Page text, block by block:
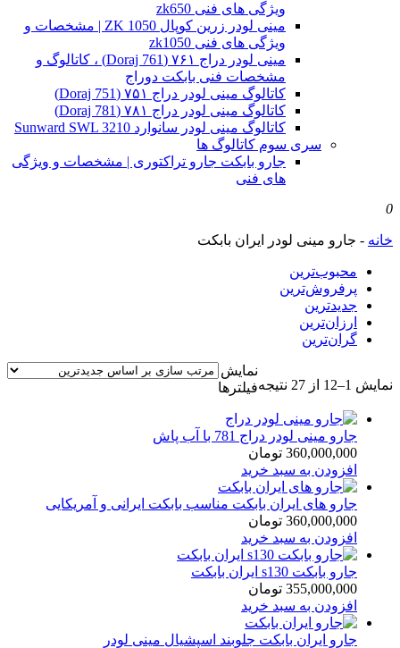
ویژگی های فنی zk650
مینی لودر زرین کوپال ZK 1050 | مشخصات و
ویژگی های فنی zk1050
مینی لودر دراج ۷۶۱ (Doraj 761) ، کاتالوگ و
مشخصات فنی بابکت دوراج
کاتالوگ مینی لودر دراج ۷۵۱ (Doraj 751)
کاتالوگ مینی لودر دراج ۷۸۱ (Doraj 781)
کاتالوگ مینی لودر سانوارد Sunward SWL 3210
سری سوم کاتالوگ ها
جارو بابکت جارو تراکتوری | مشخصات و ویژگی
های فنی
0
خانه - جارو مینی لودر ایران بابکت
محبوب‌ترین
پرفروش‌ترین
جدیدترین
ارزان‌ترین
گران‌ترین
نمایش 1–12 از 27 نتیجه
Sorted
by
latest
نمایش
فیلترها
جارو مینی لودر دراج 781 با آب پاش
360,000,000 تومان
افزودن به سبد خرید
جارو های ایران بابکت مناسب بابکت ایرانی و آمریکایی
360,000,000 تومان
افزودن به سبد خرید
جارو بابکت s130 ایران بابکت
355,000,000 تومان
افزودن به سبد خرید
جارو ایران بابکت جلوبند اسپشیال مینی لودر